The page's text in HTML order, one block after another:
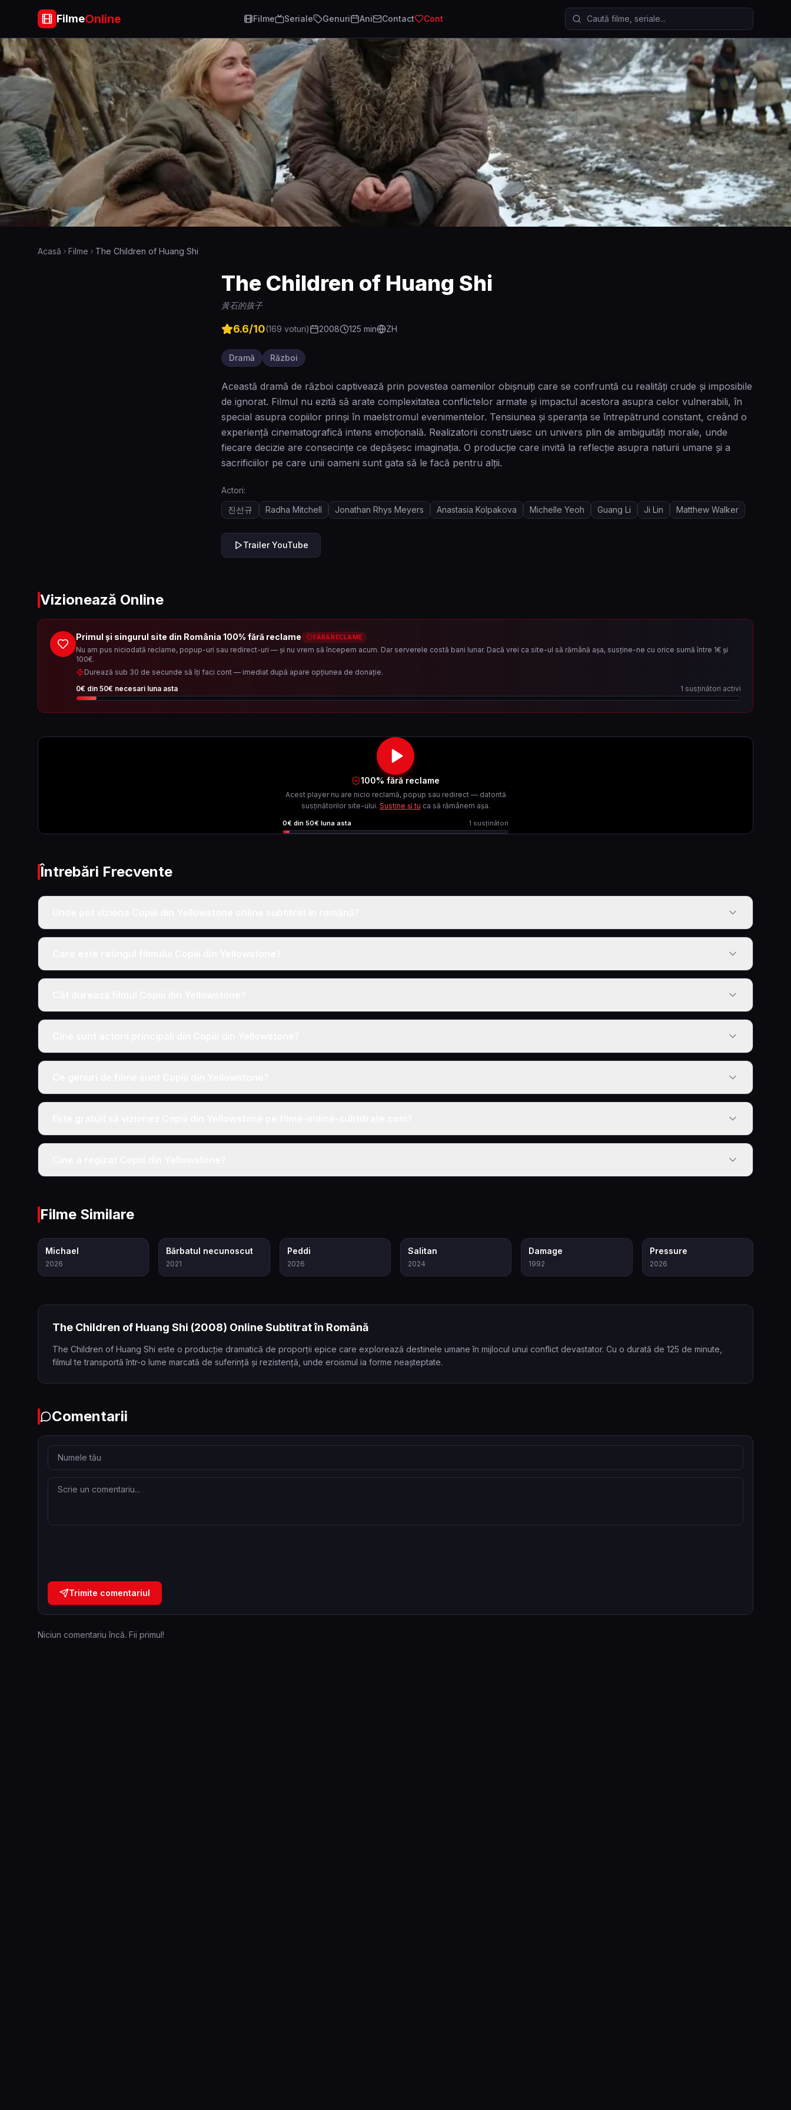
FilmeOnline Filme Seriale Genuri Ani Contact Cont Caută filme și seriale
Acasă Filme The Children of Huang Shi
The Children of Huang Shi
黃石的孩子
6.6/10(169 voturi) 2008 125 min ZH
Dramă Război
Această dramă de război captivează prin povestea oamenilor obișnuiți care se confruntă cu realități crude și imposibile
de ignorat. Filmul nu ezită să arate complexitatea conflictelor armate și impactul acestora asupra celor vulnerabili, în
special asupra copiilor prinși în maelstromul evenimentelor. Tensiunea și speranța se întrepătrund constant, creând o
experiență cinematografică intens emoțională. Realizatorii construiesc un univers plin de ambiguități morale, unde
fiecare decizie are consecințe ce depășesc imaginația. O producție care invită la reflecție asupra naturii umane și a
sacrificiilor pe care unii oameni sunt gata să le facă pentru alții.
Actori:
진선규
Radha Mitchell Jonathan Rhys Meyers Anastasia Kolpakova Michelle Yeoh Guang Li Ji Lin Matthew Walker
Trailer YouTube
Vizionează Online
Primul și singurul site din România 100% fără reclame FĂRĂ RECLAME
Nu am pus niciodată reclame, popup-uri sau redirect-uri — și nu vrem să începem acum. Dar serverele costă bani lunar. Dacă vrei ca site-ul să rămână așa, susține-ne cu orice sumă între 1€ și
100€.
Durează sub 30 de secunde să îți faci cont — imediat după apare opțiunea de donație.
0€ din 50€ necesari luna asta 1 susținători activi
100% fără reclame
Acest player nu are nicio reclamă, popup sau redirect — datorită
susținătorilor site-ului. Susține și tu ca să rămânem așa.
0€ din 50€ luna asta 1 susținători
Întrebări Frecvente
Filme Similare
Michael
2026
7.8
Bărbatul necunoscut
2021
Peddi
2026
Salitan
2024
Damage
1992
Pressure
2026
The Children of Huang Shi (2008) Online Subtitrat în Română
The Children of Huang Shi este o producție dramatică de proporții epice care explorează destinele umane în mijlocul unui conflict devastator. Cu o durată de 125 de minute,
filmul te transportă într-o lume marcată de suferință și rezistență, unde eroismul ia forme neașteptate.
Comentarii
Trimite comentariul
Niciun comentariu încă. Fii primul!